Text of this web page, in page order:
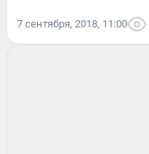
7 сентября, 2018, 11:00